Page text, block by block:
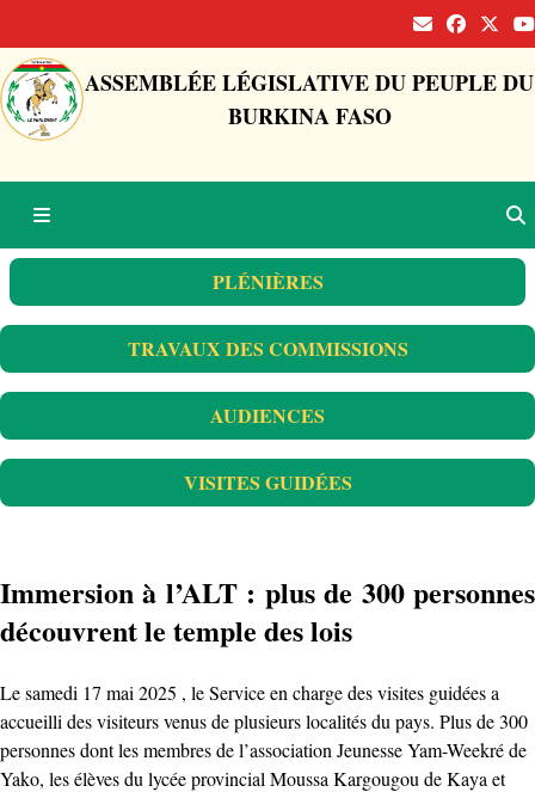
ASSEMBLÉE LÉGISLATIVE DU PEUPLE DU
BURKINA FASO
PLÉNIÈRES
TRAVAUX DES COMMISSIONS
AUDIENCES
VISITES GUIDÉES
Immersion à l’ALT : plus de 300 personnes
découvrent le temple des lois
Le samedi 17 mai 2025 , le Service en charge des visites guidées a
accueilli des visiteurs venus de plusieurs localités du pays. Plus de 300
personnes dont les membres de l’association Jeunesse Yam-Weekré de
Yako, les élèves du lycée provincial Moussa Kargougou de Kaya et